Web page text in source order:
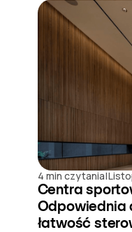
4 min czytania|
Centra
Odpowiednia
łatwość